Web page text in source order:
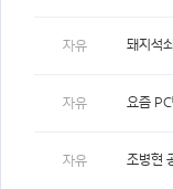
자유 돼지석
자유 요즘
자유 조병현